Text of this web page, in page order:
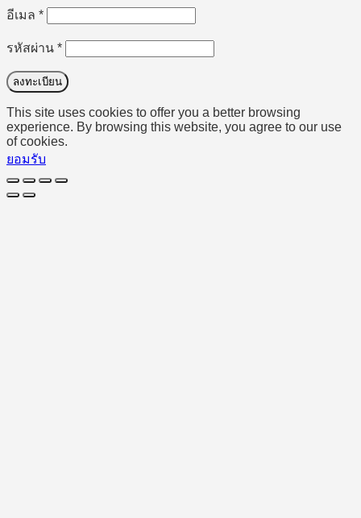
อีเมล *ต้องการ
รหัสผ่าน *ต้องการ
ลงทะเบียน
This site uses cookies to offer you a better browsing
experience. By browsing this website, you agree to our use
of cookies.
ยอมรับ